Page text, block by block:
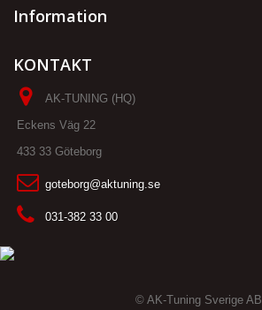
Information
KONTAKT
AK-TUNING (HQ)
Eckens Väg 22
433 33 Göteborg
goteborg@aktuning.se
031-382 33 00
© AK-Tuning Sverige AB